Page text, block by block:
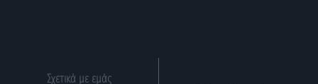
Σχετικά με εμάς